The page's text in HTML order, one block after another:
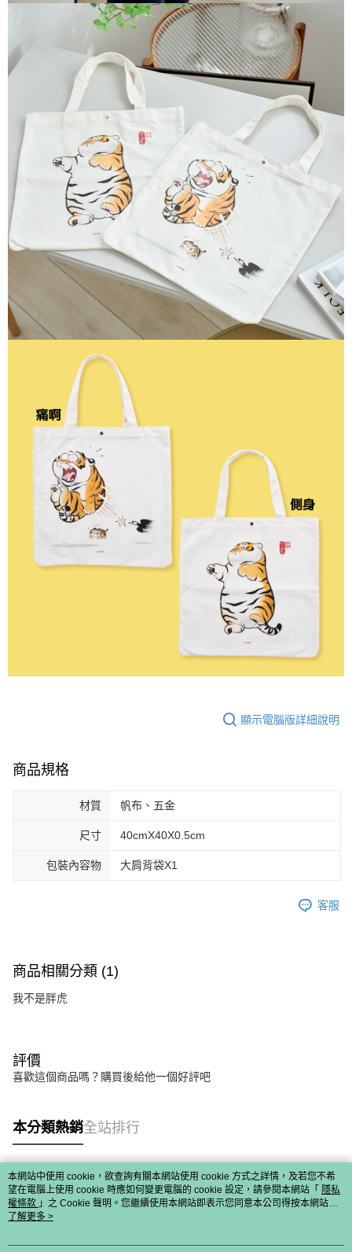
顯示電腦版詳細說明
商品規格
材質 帆布、五金
尺寸 40cmX40X0.5cm
包裝內容物 大肩背袋X1
客服
商品相關分類 (1)
我不是胖虎
評價
喜歡這個商品嗎？購買後給他一個好評吧
本分類熱銷全站排行
熱門標籤
本網站中使用 cookie，欲查詢有關本網站使用 cookie 方式之詳情，及若您不希
望在電腦上使用 cookie 時應如何變更電腦的 cookie 設定，請參閱本網站「 隱私
權條款 」之 Cookie 聲明。您繼續使用本網站即表示您同意本公司得按本網站使
用條款之 Cookie 聲明使用 cookie。
了解更多 >